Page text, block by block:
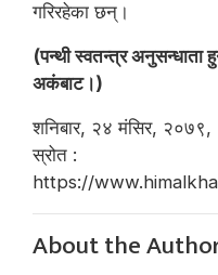
गरिरहेका छन्।
(पन्थी स्वतन्त्र अनुसन्धाता
अकंबाट।)
शनिबार, २४ मंसिर,
स्रोत :
https://
About the